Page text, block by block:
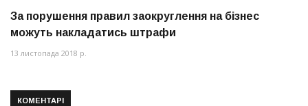
За порушення правил заокруглення на бізнес
можуть накладатись штрафи
13 листопада 2018 р.
КОМЕНТАРІ